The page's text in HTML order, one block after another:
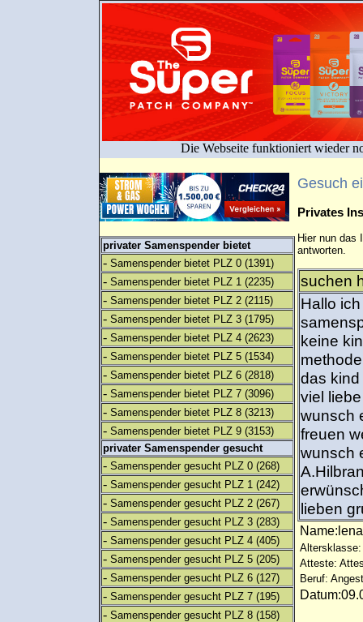
Die Webseite funktioniert wieder
privater Samenspender bietet
- Samenspender bietet PLZ 0 (1391)
- Samenspender bietet PLZ 1 (2235)
- Samenspender bietet PLZ 2 (2115)
- Samenspender bietet PLZ 3 (1795)
- Samenspender bietet PLZ 4 (2623)
- Samenspender bietet PLZ 5 (1534)
- Samenspender bietet PLZ 6 (2818)
- Samenspender bietet PLZ 7 (3096)
- Samenspender bietet PLZ 8 (3213)
- Samenspender bietet PLZ 9 (3153)
privater Samenspender gesucht
- Samenspender gesucht PLZ 0 (268)
- Samenspender gesucht PLZ 1 (242)
- Samenspender gesucht PLZ 2 (267)
- Samenspender gesucht PLZ 3 (283)
- Samenspender gesucht PLZ 4 (405)
- Samenspender gesucht PLZ 5 (205)
- Samenspender gesucht PLZ 6 (127)
- Samenspender gesucht PLZ 7 (195)
- Samenspender gesucht PLZ 8 (158)
Gesuch
Privates
Hier nun das
antworten.
suchen
Hallo
keine
das
viel
wunsch
freuen
wunsch
lieben
Altersklasse:
Atteste:
Beruf: